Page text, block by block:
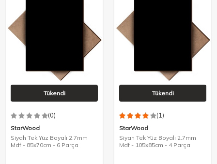
Tükendi
(0)
StarWood
Siyah Tek Yüz Boyalı 2.7mm
Mdf - 85x70cm - 6 Parça
Tükendi
(1)
StarWood
Siyah Tek Yüz Boyalı 2.7mm
Mdf - 105x85cm - 4 Parça